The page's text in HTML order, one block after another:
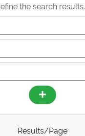
the search results.
Results/Page